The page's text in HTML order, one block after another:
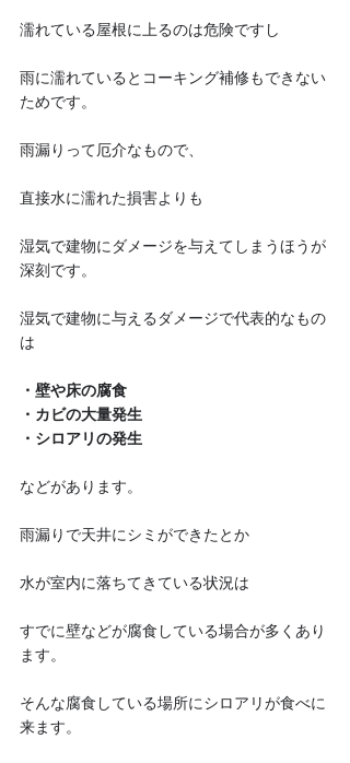
濡れている屋根に上るのは危険ですし
雨に濡れているとコーキング補修もできない
ためです。
雨漏りって厄介なもので、
直接水に濡れた損害よりも
湿気で建物にダメージを与えてしまうほうが
深刻です。
湿気で建物に与えるダメージで代表的なもの
は
・壁や床の腐食
・カビの大量発生
・シロアリの発生
などがあります。
雨漏りで天井にシミができたとか
水が室内に落ちてきている状況は
すでに壁などが腐食している場合が多くあり
ます。
そんな腐食している場所にシロアリが食べに
来ます。